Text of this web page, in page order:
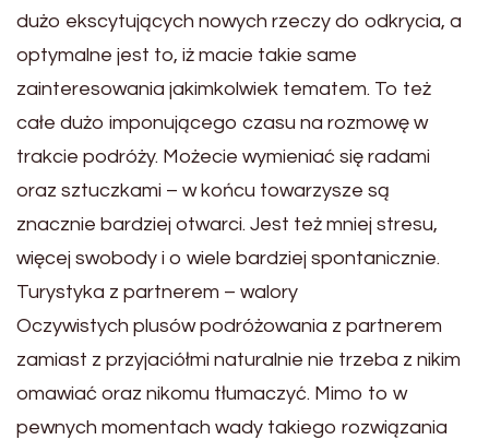
dużo ekscytujących nowych rzeczy do odkrycia, a
optymalne jest to, iż macie takie same
zainteresowania jakimkolwiek tematem. To też
całe dużo imponującego czasu na rozmowę w
trakcie podróży. Możecie wymieniać się radami
oraz sztuczkami – w końcu towarzysze są
znacznie bardziej otwarci. Jest też mniej stresu,
więcej swobody i o wiele bardziej spontanicznie.
Turystyka z partnerem – walory
Oczywistych plusów podróżowania z partnerem
zamiast z przyjaciółmi naturalnie nie trzeba z nikim
omawiać oraz nikomu tłumaczyć. Mimo to w
pewnych momentach wady takiego rozwiązania